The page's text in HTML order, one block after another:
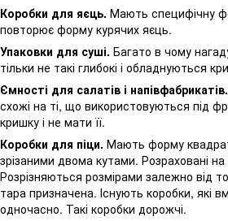
Коробки для яєць. Мають специфічну
повторює форму курячих яєць.
Упаковки для суші. Багато в чому
тільки не такі глибокі і обладнуються
Ємності для салатів і напівфабрикатів.
схожі на ті, що використовуються під
кришку і не мати її.
Коробки для піци. Мають форму
зрізаними двома кутами. Розраховані
Розрізняються розмірами залежно від
тара призначена. Існують коробки, які
одночасно. Такі коробки дорожчі.